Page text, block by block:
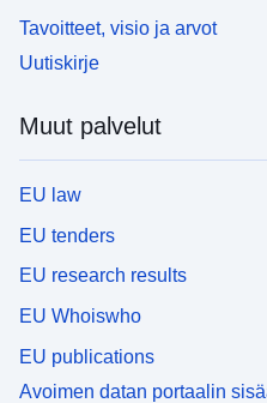
Tavoitteet, visio ja arvot
Uutiskirje
Muut palvelut
EU law
EU tenders
EU research results
EU Whoiswho
EU publications
Avoimen datan portaalin